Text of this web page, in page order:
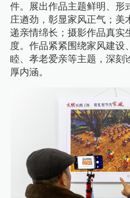
件。展出作品主题鲜明、形
庄遒劲，彰显家风正气；美
递亲情绵长；摄影作品真实
度。作品紧紧围绕家风建设
睦、孝老爱亲等主题，深刻
厚内涵。